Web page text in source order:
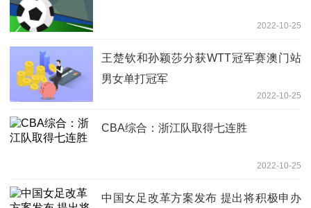
2022-10-25
王楚钦和孙颖莎分获WTT冠军赛澳门站
男女单打冠军
2022-10-25
CBA综合：浙江队取得七连胜
2022-10-25
中国女足改革方案发布 提出将积极申办